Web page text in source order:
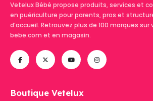
Vetelux Bébé propose produits, services et
en puériculture pour parents, pros et
d’accueil. Retrouvez plus de 100 marques
bebe.com et en magasin.
Boutique Vetelux